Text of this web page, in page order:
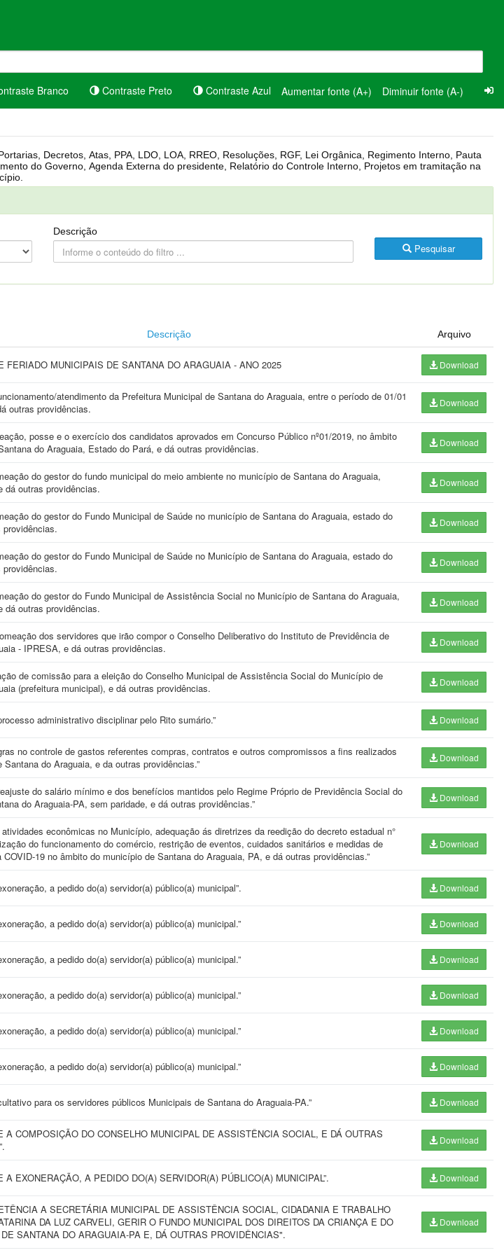
Branco Contraste Preto Contraste Azul Aumentar fonte (A+) Diminuir fonte (A-)
Descrição
Pesquisar
Descrição
Arquivo
FERIADO MUNICIPAIS DE SANTANA DO ARAGUAIA - ANO 2025 Download
atendimento da Prefeitura Municipal de Santana do Araguaia, entre o período de 01/01
outras providências.
Download
posse e o exercício dos candidatos aprovados em Concurso Público nº01/2019, no âmbito
do Araguaia, Estado do Pará, e dá outras providências.
Download
do gestor do fundo municipal do meio ambiente no município de Santana do Araguaia,
dá outras providências.
Download
do gestor do Fundo Municipal de Saúde no município de Santana do Araguaia, estado do
providências.
Download
do gestor do Fundo Municipal de Saúde no Município de Santana do Araguaia, estado do
providências.
Download
do gestor do Fundo Municipal de Assistência Social no Município de Santana do Araguaia,
dá outras providências.
Download
dos servidores que irão compor o Conselho Deliberativo do Instituto de Previdência de
- IPRESA, e dá outras providências.
Download
de comissão para a eleição do Conselho Municipal de Assistência Social do Município de
(prefeitura municipal), e dá outras providências.
Download
administrativo disciplinar pelo Rito sumário.” Download
no controle de gastos referentes compras, contratos e outros compromissos a fins realizados
do Araguaia, e da outras providências.”
Download
do salário mínimo e dos benefícios mantidos pelo Regime Próprio de Previdência Social do
do Araguaia-PA, sem paridade, e dá outras providências.”
Download
atividades econômicas no Município, adequação ás diretrizes da reedição do decreto estadual n°
do funcionamento do comércio, restrição de eventos, cuidados sanitários e medidas de
COVID-19 no âmbito do município de Santana do Araguaia, PA, e dá outras providências.”
Download
a pedido do(a) servidor(a) público(a) municipal”. Download
a pedido do(a) servidor(a) público(a) municipal.” Download
a pedido do(a) servidor(a) público(a) municipal.” Download
a pedido do(a) servidor(a) público(a) municipal.” Download
a pedido do(a) servidor(a) público(a) municipal.” Download
a pedido do(a) servidor(a) público(a) municipal.” Download
para os servidores públicos Municipais de Santana do Araguaia-PA.” Download
A COMPOSIÇÃO DO CONSELHO MUNICIPAL DE ASSISTÊNCIA SOCIAL, E DÁ OUTRAS
Download
A EXONERAÇÃO, A PEDIDO DO(A) SERVIDOR(A) PÚBLICO(A) MUNICIPAL”. Download
A SECRETÁRIA MUNICIPAL DE ASSISTÊNCIA SOCIAL, CIDADANIA E TRABALHO
DA LUZ CARVELI, GERIR O FUNDO MUNICIPAL DOS DIREITOS DA CRIANÇA E DO
SANTANA DO ARAGUAIA-PA E, DÁ OUTRAS PROVIDÊNCIAS".
Download